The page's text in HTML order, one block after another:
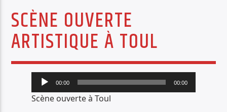
PISTE ACTUELLE
THE BEAT GOES ON
SCÈNE OUVERTE
ARTISTIQUE À TOUL
Lecteur
audio
00:00 00:00
Scène ouverte à Toul